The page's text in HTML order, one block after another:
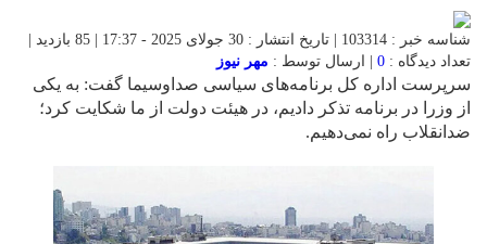
شناسه خبر : 103314 | تاریخ انتشار : 30 جولای 2025 - 17:37 | 85 بازدید |
تعداد دیدگاه : 0 | ارسال توسط : مهر نیوز
سرپرست اداره کل برنامه‌های سیاسی صداوسیما گفت: به یکی
از وزرا در برنامه تذکر دادیم، در هیئت دولت از ما شکایت کرد؛
ضدانقلاب راه نمی‌دهیم.